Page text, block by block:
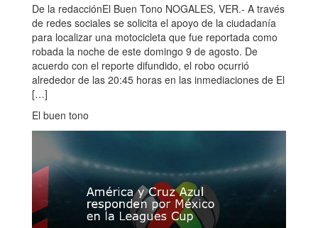
De la redacciónEl Buen Tono NOGALES, VER.- A través
de redes sociales se solicita el apoyo de la ciudadanía
para localizar una motocicleta que fue reportada como
robada la noche de este domingo 9 de agosto. De
acuerdo con el reporte difundido, el robo ocurrió
alrededor de las 20:45 horas en las inmediaciones de El
[…]
El buen tono